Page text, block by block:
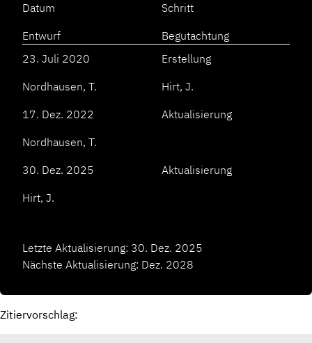
Datum
Schritt
Entwurf
Begutachtung
23. Juli 2020
Erstellung
Nordhausen, T.
Hirt, J.
17. Dez. 2022
Aktualisierung
Nordhausen, T.
30. Dez. 2025
Aktualisierung
Hirt, J.
Letzte Aktualisierung: 30. Dez. 2025
Nächste Aktualisierung: Dez. 2028
Zitiervorschlag: